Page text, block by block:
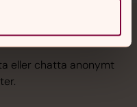
eller chatta anonymt